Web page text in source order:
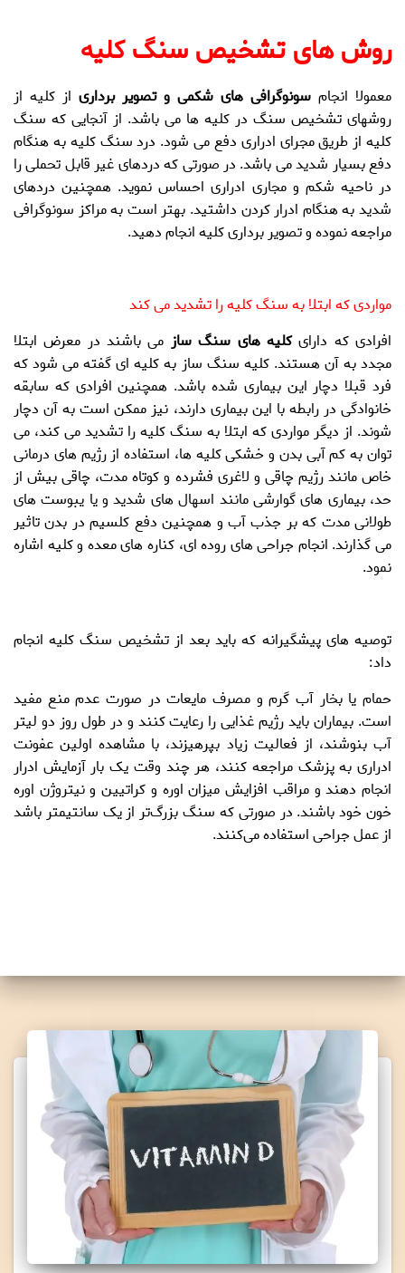
روش های تشخیص سنگ کلیه
معمولا انجام سونوگرافی های شکمی و تصویر برداری از کلیه از
روشهای تشخیص سنگ در کلیه ها می باشد. از آنجایی که سنگ
کلیه از طریق مجرای ادراری دفع می شود. درد سنگ کلیهبه هنگام
دفع بسیار شدید می باشد. در صورتی که دردهای غیر قابل تحملی را
در ناحیه شکم و مجاری ادراری احساس نموید. همچنین دردهای
شدید به هنگام ادرار کردن داشتید. بهتر است به مراکز سونوگرافی
مراجعه نموده و تصویر برداری کلیه انجام دهید.
مواردی که ابتلا بهسنگ کلیهرا تشدید می کند
افرادی که دارایکلیه های سنگ ساز می باشند در معرض ابتلا
مجدد به آن هستند.کلیه سنگ ساز به کلیه ای گفته می شود که
فرد قبلا دچار این بیماری شده باشد. همچنین افرادی که سابقه
خانوادگی در رابطه با این بیماری دارند، نیز ممکن است به آن دچار
شوند. از دیگر مواردی که ابتلا به سنگ کلیهرا تشدید می کند، می
توان بهکم آبی بدن و خشکی کلیه ها، استفاده از رژیم های درمانی
خاصمانند رژیم چاقی و لاغری فشرده و کوتاه مدت، چاقیبیش از
حد،بیماری های گوارشیمانند اسهال های شدید و یا یبوست های
طولانی مدت که بر جذب آب و همچنین دفع کلسیم در بدن تاثیر
می گذارند. انجام جراحیهای روده ای، کناره های معده و کلیه اشاره
نمود.
توصیه های پیشگیرانه که باید بعد از تشخیص سنگ کلیه انجام
داد:
حمام یا بخار آب گرم و مصرف مایعات در صورت عدم منع مفید
است. بیماران باید رژیم غذایی را رعایت کنند و در طول روز دو لیتر
آب بنوشند، از فعالیت زیاد بپرهیزند، با مشاهده اولین عفونت
ادراری به پزشک مراجعه کنند، هر چند وقت یک بار آزمایش ادرار
انجام دهند و مراقب افزایش میزان اوره و کراتیین و نیتروژن اوره
خون خود باشند. در صورتی که سنگ بزرگ‌تر از یک سانتیمتر باشد
از عمل جراحی استفاده می‌کنند.